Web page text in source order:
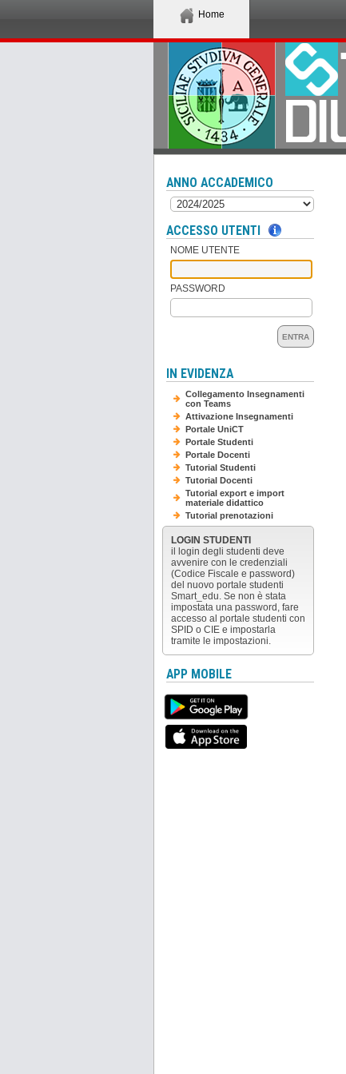
Home
ANNO ACCADEMICO
ACCESSO UTENTI
NOME UTENTE
PASSWORD
ENTRA
IN EVIDENZA
Collegamento Insegnamenti
con Teams
Attivazione Insegnamenti
Portale UniCT
Portale Studenti
Portale Docenti
Tutorial Studenti
Tutorial Docenti
Tutorial export e import
materiale didattico
Tutorial prenotazioni
LOGIN STUDENTI
il login degli studenti deve
avvenire con le credenziali
(Codice Fiscale e password)
del nuovo portale studenti
Smart_edu. Se non è stata
impostata una password, fare
accesso al portale studenti con
SPID o CIE e impostarla
tramite le impostazioni.
APP MOBILE